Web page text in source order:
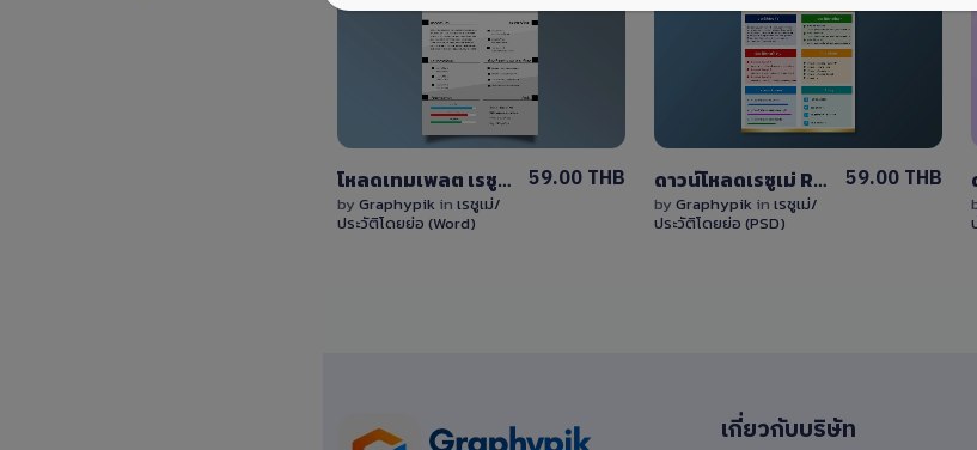
View
Details
1 Sale
โหลดเทมเพลต เรซูเม่ สามารถแก้ไขได้ ไฟล์ (Word) docx
by Graphypik in เรซูเม่/
ประวัติโดยย่อ (Word)
59.00 THB
View
Details
1 Sale
ดาวน์โหลดเรซูเม่ Resume เอกสารแนะนำตนเอง ไฟล์ PSD แก้ไขได้
by Graphypik in เรซูเม่/
ประวัติโดยย่อ (PSD)
59.00 THB
เกี่ยวกับบริษัท